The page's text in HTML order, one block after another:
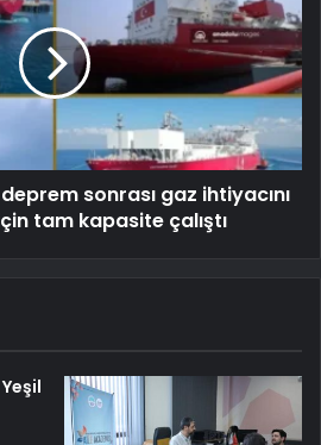
sonrası gaz ihtiyacını
tam kapasite çalıştı